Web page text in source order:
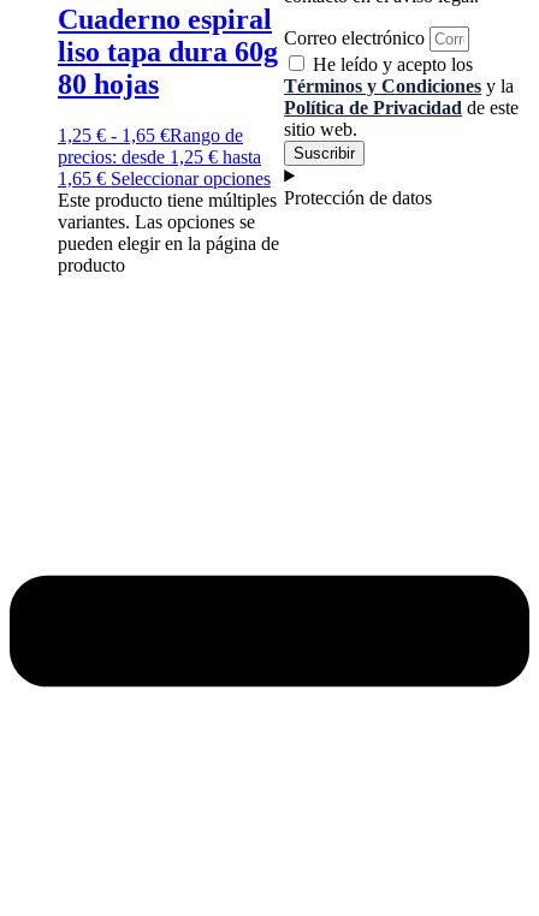
Cuaderno espiral
liso tapa dura 60g
80 hojas
1,25 € - 1,65 €Rango de
precios: desde 1,25 € hasta
1,65 € Seleccionar opciones
Este producto tiene múltiples
variantes. Las opciones se
pueden elegir en la página de
producto
Correo electrónico
He leído y acepto los
Términos y Condiciones y la
Política de Privacidad de este
sitio web.
Suscribir
Protección de datos